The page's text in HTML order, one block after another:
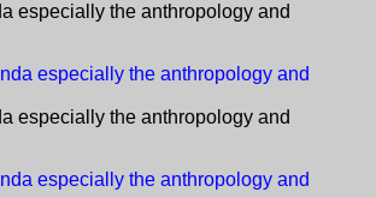
especially the anthropology and
especially the anthropology and